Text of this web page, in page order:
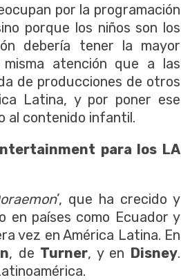
por la programación
porque los niños son los
debería tener la mayor
atención que a las
de producciones de otros
Latina, y por poner ese
al contenido infantil.
para los LA
’, que ha crecido y
en países como Ecuador y
vez en América Latina. En
, de Turner, y en Disney.